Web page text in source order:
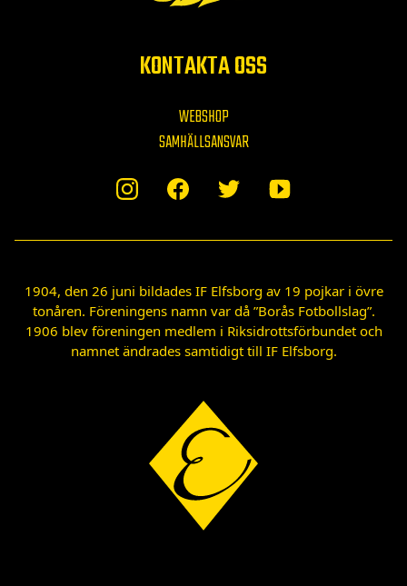
KONTAKTA OSS
WEBSHOP
SAMHÄLLSANSVAR
1904, den 26 juni bildades IF Elfsborg av 19 pojkar i övre
tonåren. Föreningens namn var då ”Borås Fotbollslag”.
1906 blev föreningen medlem i Riksidrottsförbundet och
namnet ändrades samtidigt till IF Elfsborg.